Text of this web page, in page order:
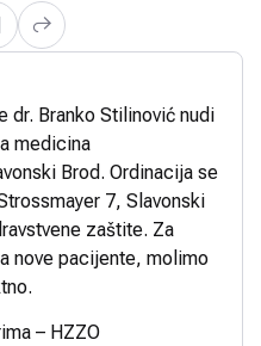
dr. Branko Stilinović nudi
medicina
Brod. Ordinacija se
7, Slavonski
zaštite. Za
nove pacijente, molimo
– HZZO